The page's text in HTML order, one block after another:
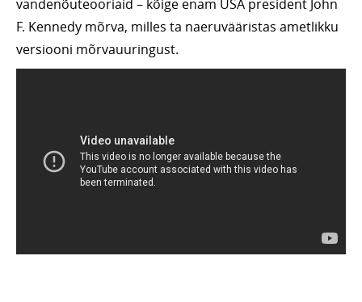
vandenõuteooriaid – kõige enam USA president John
F. Kennedy mõrva, milles ta naeruvääristas ametlikku
versiooni mõrvauuringust.